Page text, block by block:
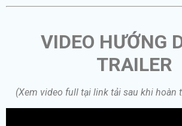
VIDEO HƯỚNG
TRAILER
(Xem video full tại link tải sau khi hoàn